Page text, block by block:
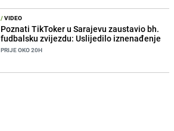
/VIDEO
Poznati TikToker u Sarajevu zaustavio bh.
fudbalsku zvijezdu: Uslijedilo iznenađenje
PRIJE OKO 20H